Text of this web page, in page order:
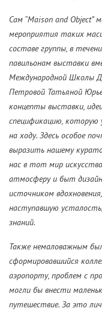
Сам “Maison and Object”
мероприятия таких
составе группы, в
павильонам выставки
Международной Школы
Петровой Татьяной
концепты выставки,
спецификацию, которую
на ходу. Здесь особое
выразить нашему
нас в тот мир
атмосферу и быт
источником
наступавшую
знаний.
Также немаловажным
сформировавшийся
аэропорту, проблем с
могли бы внести
путешествие. За это